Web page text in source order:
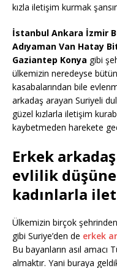
kızla iletişim kurmak
İstanbul Ankara İzmir
Adıyaman Van Hatay
Gaziantep Konya gibi
ülkemizin neredeyse
kasabalarından bile
arkadaş arayan Suriyeli
güzel kızlarla iletişim
kaybetmeden harekete
Erkek
evlilik
kadınlarla
Ülkemizin birçok
gibi Suriye’den de erkek
Bu bayanların asıl amacı
almaktır. Yani buraya